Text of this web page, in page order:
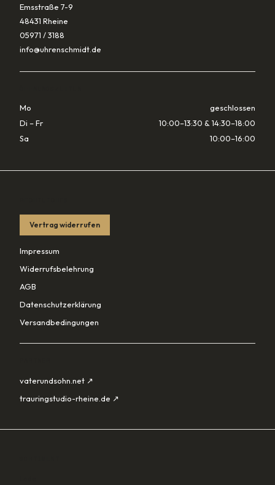
Emsstraße 7-9
48431 Rheine
05971 / 3188
info@uhrenschmidt.de
Mo
geschlossen
Di – Fr
10:00–13:30 & 14:30–18:00
Sa
10:00–16:00
Vertrag widerrufen
Impressum
Widerrufsbelehrung
AGB
Datenschutzerklärung
Versandbedingungen
vaterundsohn.net ↗
trauringstudio-rheine.de ↗